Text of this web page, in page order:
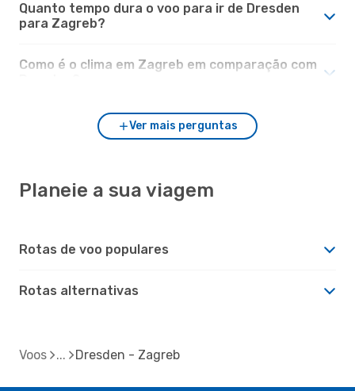
Quanto tempo dura o voo para ir de Dresden
para Zagreb?
Como é o clima em Zagreb em comparação com
Ver mais perguntas
Planeie a sua viagem
Rotas de voo populares
Rotas alternativas
Voos Dresden - Zagreb